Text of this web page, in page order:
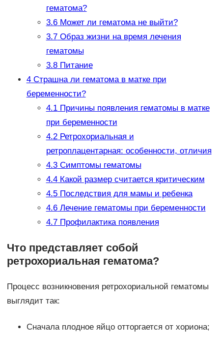
гематома?
3.6Может ли гематома не выйти?
3.7Образ жизни на время лечения
гематомы
3.8Питание
4Страшна ли гематома в матке при
беременности?
4.1Причины появления гематомы в матке
при беременности
4.2Ретрохориальная и
ретроплацентарная: особенности, отличия
4.3Симптомы гематомы
4.4Какой размер считается критическим
4.5Последствия для мамы и ребенка
4.6Лечение гематомы при беременности
4.7Профилактика появления
Что представляет собой
ретрохориальная гематома?
Процесс возникновения ретрохориальной гематомы
выглядит так:
Сначала плодное яйцо отторгается от хориона;